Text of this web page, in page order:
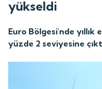
yükseldi
Euro Bölgesi'nde yıllık
yüzde 2 seviyesine